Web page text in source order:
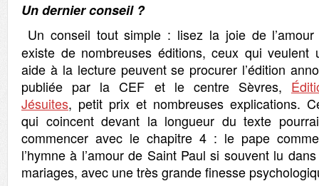
Un dernier conseil ?
Un conseil tout simple : lisez la joie de
existe de nombreuses éditions, ceux qui veulent
aide à la lecture peuvent se procurer l’édition
publiée par la CEF et le centre Sèvres,
Jésuites, petit prix et nombreuses explications.
qui coincent devant la longueur du texte
commencer avec le chapitre 4 : le pape
l’hymne à l’amour de Saint Paul si souvent lu
mariages, avec une très grande finesse